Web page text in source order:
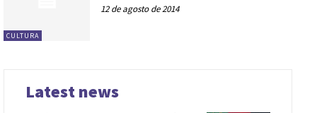
CULTURA
12 de agosto de 2014
Latest news